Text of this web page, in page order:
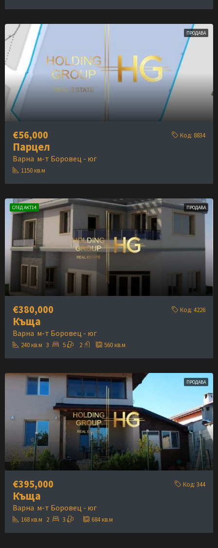
ПРОДАВА
€56,000 Код: 8834
Парцел
Варна м-т Боровец - юг
1150 кв.м
ПРОДАВА
СЛЕД АКТ14
€380,000 Код: 4226
Къща
Варна м-т Боровец - юг
240 кв.м 3 5 2 560 кв.м
ПРОДАВА
€395,000 Код: 344
Къща
Варна м-т Боровец - юг
168 кв.м 2 3 684 кв.м